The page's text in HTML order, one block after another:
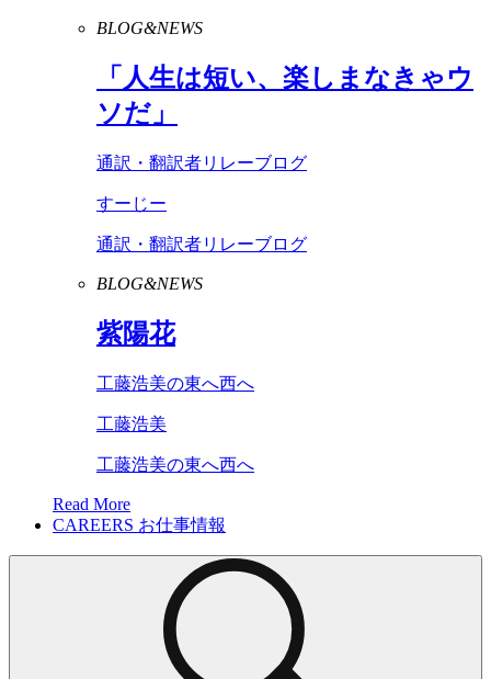
BLOG&NEWS
「人生は短い、楽しまなきゃウ
ソだ」
通訳・翻訳者リレーブログ
すーじー
通訳・翻訳者リレーブログ
BLOG&NEWS
紫陽花
工藤浩美の東へ西へ
工藤浩美
工藤浩美の東へ西へ
Read More
CAREERS お仕事情報